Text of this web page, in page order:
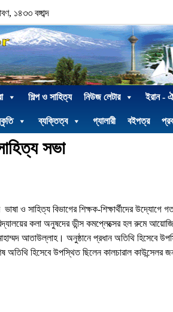
১৪৩৩ বঙ্গাব্দ
শিল্প ও সাহিত্য নিউজ লেটার ইরান -
ব্যক্তিত্ব গ্যালারী বইপত্র
সভা
ভাষা ও সাহিত্য বিভাগের শিক্ষক-শিক্ষার্থীদের
কলা অনুষদের ডীন্স কমপ্লেক্সের হল রুমে
আতাউল্লাহ। অনুষ্ঠানে প্রধান অতিথি হিসেবে
হিসেবে উপস্থিত ছিলেন কালচারাল কাউন্সেলর